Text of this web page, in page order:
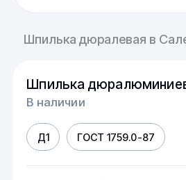
Шпилька дюралевая в
Шпилька
В наличии
Д1 ГОСТ 1759.0-87